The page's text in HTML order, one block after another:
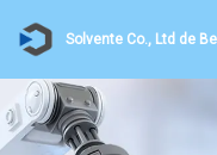
Solvente Co., Ltd de